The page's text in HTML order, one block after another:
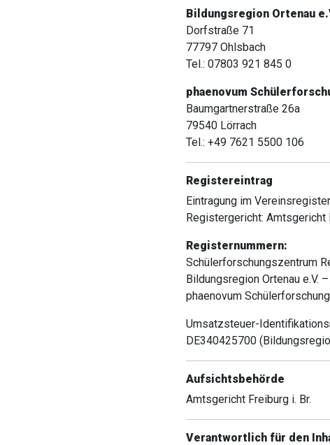
Bildungsregion Ortenau
Dorfstraße 71
77797 Ohlsbach
Tel.: 07803 921 845 0
phaenovum
Baumgartnerstraße 26a
79540 Lörrach
Tel.: +49 7621 5500 106
Registereintrag
Eintragung im
Registergericht: Amtsgericht
Registernummern:
Schülerforschungszentrum
Bildungsregion Ortenau e.V.
phaenovum
Umsatzsteuer-
DE340425700
Aufsichtsbehörde
Amtsgericht Freiburg i. Br.
Verantwortlich für den